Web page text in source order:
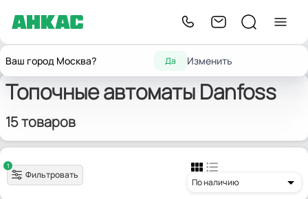
Ваш город Москва? Да Изменить
ГлавнаяЗапчасти для горелок Топочные автоматы
Топочные автоматы Danfoss
15 товаров
1
Фильтровать
По наличию